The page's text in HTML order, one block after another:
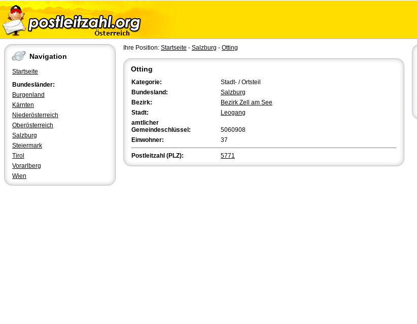
Navigation
Startseite
Bundesländer:
Burgenland
Kärnten
Niederösterreich
Oberösterreich
Salzburg
Steiermark
Tirol
Vorarlberg
Wien
Ihre Position: Startseite - Salzburg - Otting
Otting
Kategorie:
Stadt- / Ortsteil
Bundesland:
Salzburg
Bezirk:
Bezirk Zell am See
Stadt:
Leogang
amtlicher
Gemeindeschlüssel:
5060908
Einwohner:
37
Postleitzahl (PLZ): 5771